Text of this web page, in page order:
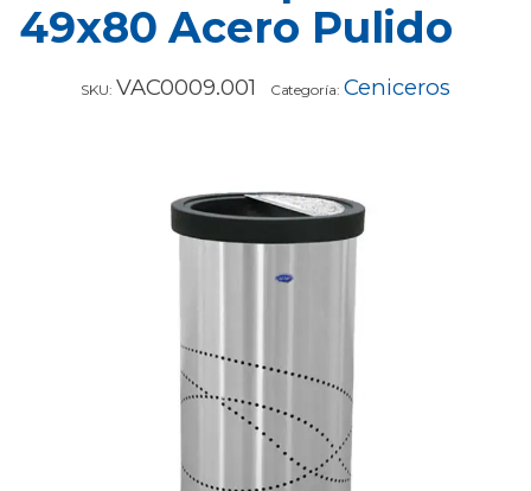
49x80 Acero Pulido
SKU: VAC0009.001 Categoría: Ceniceros